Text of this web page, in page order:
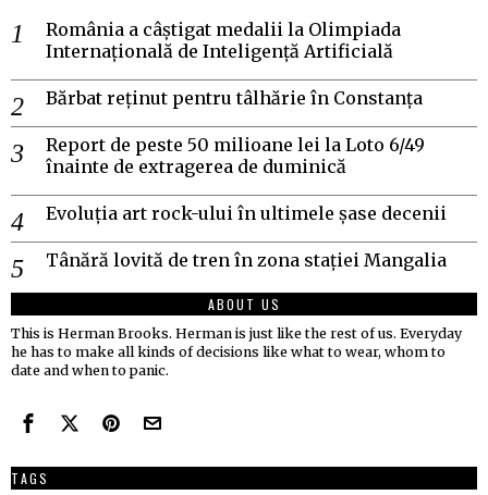
România a câștigat medalii la Olimpiada
Internațională de Inteligență Artificială
Bărbat reținut pentru tâlhărie în Constanța
Report de peste 50 milioane lei la Loto 6/49
înainte de extragerea de duminică
Evoluția art rock-ului în ultimele șase decenii
Tânără lovită de tren în zona stației Mangalia
ABOUT US
This is Herman Brooks. Herman is just like the rest of us. Everyday
he has to make all kinds of decisions like what to wear, whom to
date and when to panic.
TAGS